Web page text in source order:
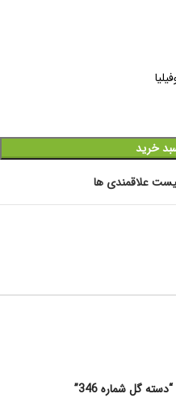
خرید
علاقمندی ها
گل شماره 346”